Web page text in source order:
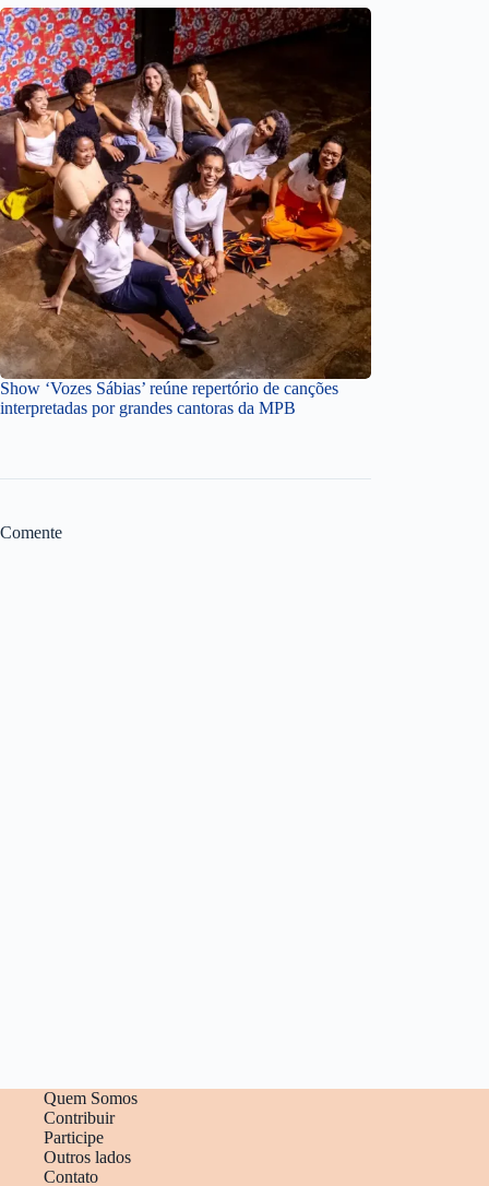
Show ‘Vozes Sábias’ reúne repertório de canções
interpretadas por grandes cantoras da MPB
Comente
Quem Somos
Contribuir
Participe
Outros lados
Contato